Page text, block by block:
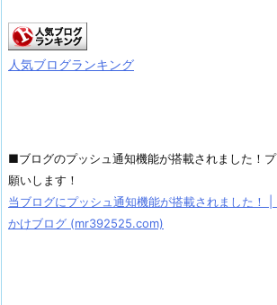
人気ブログランキング
■ブログのプッシュ通知機能が搭載されました！
願いします！
当ブログにプッシュ通知機能が搭載されました！ |
かけブログ (mr392525.com)